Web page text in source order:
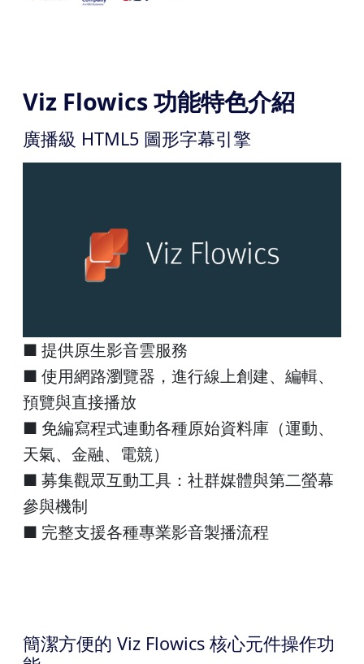
Viz Flowics 功能特色介紹
廣播級 HTML5 圖形字幕引擎
■ 提供原生影音雲服務
■ 使用網路瀏覽器，進行線上創建、編輯、
預覽與直接播放
■ 免編寫程式連動各種原始資料庫（運動、
天氣、金融、電競）
■ 募集觀眾互動工具：社群媒體與第二螢幕
參與機制
■ 完整支援各種專業影音製播流程
簡潔方便的 Viz Flowics 核心元件操作功